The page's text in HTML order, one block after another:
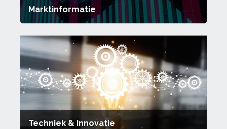
Marktinformatie
Techniek & Innovatie